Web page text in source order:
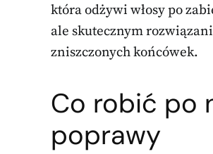
która odżywi włosy po
ale skutecznym
zniszczonych końcówek.
Co robić po
poprawy